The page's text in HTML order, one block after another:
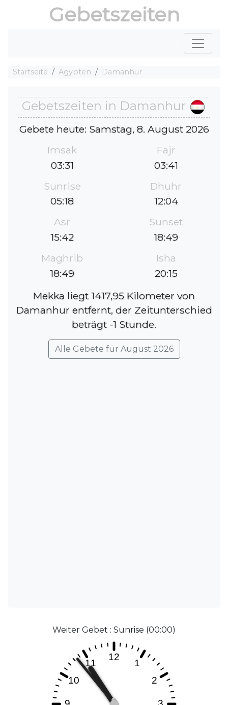
Gebetszeiten
Startseite Ägypten Damanhur
Gebetszeiten in Damanhur
Gebete heute: Samstag, 8. August 2026
Imsak
03:31
Fajr
03:41
Sunrise
05:18
Dhuhr
12:04
Asr
15:42
Sunset
18:49
Maghrib
18:49
Isha
20:15
Mekka liegt 1417,95 Kilometer von
Damanhur entfernt, der Zeitunterschied
beträgt -1 Stunde.
Alle Gebete für August 2026
Weiter Gebet : Sunrise (00:00)